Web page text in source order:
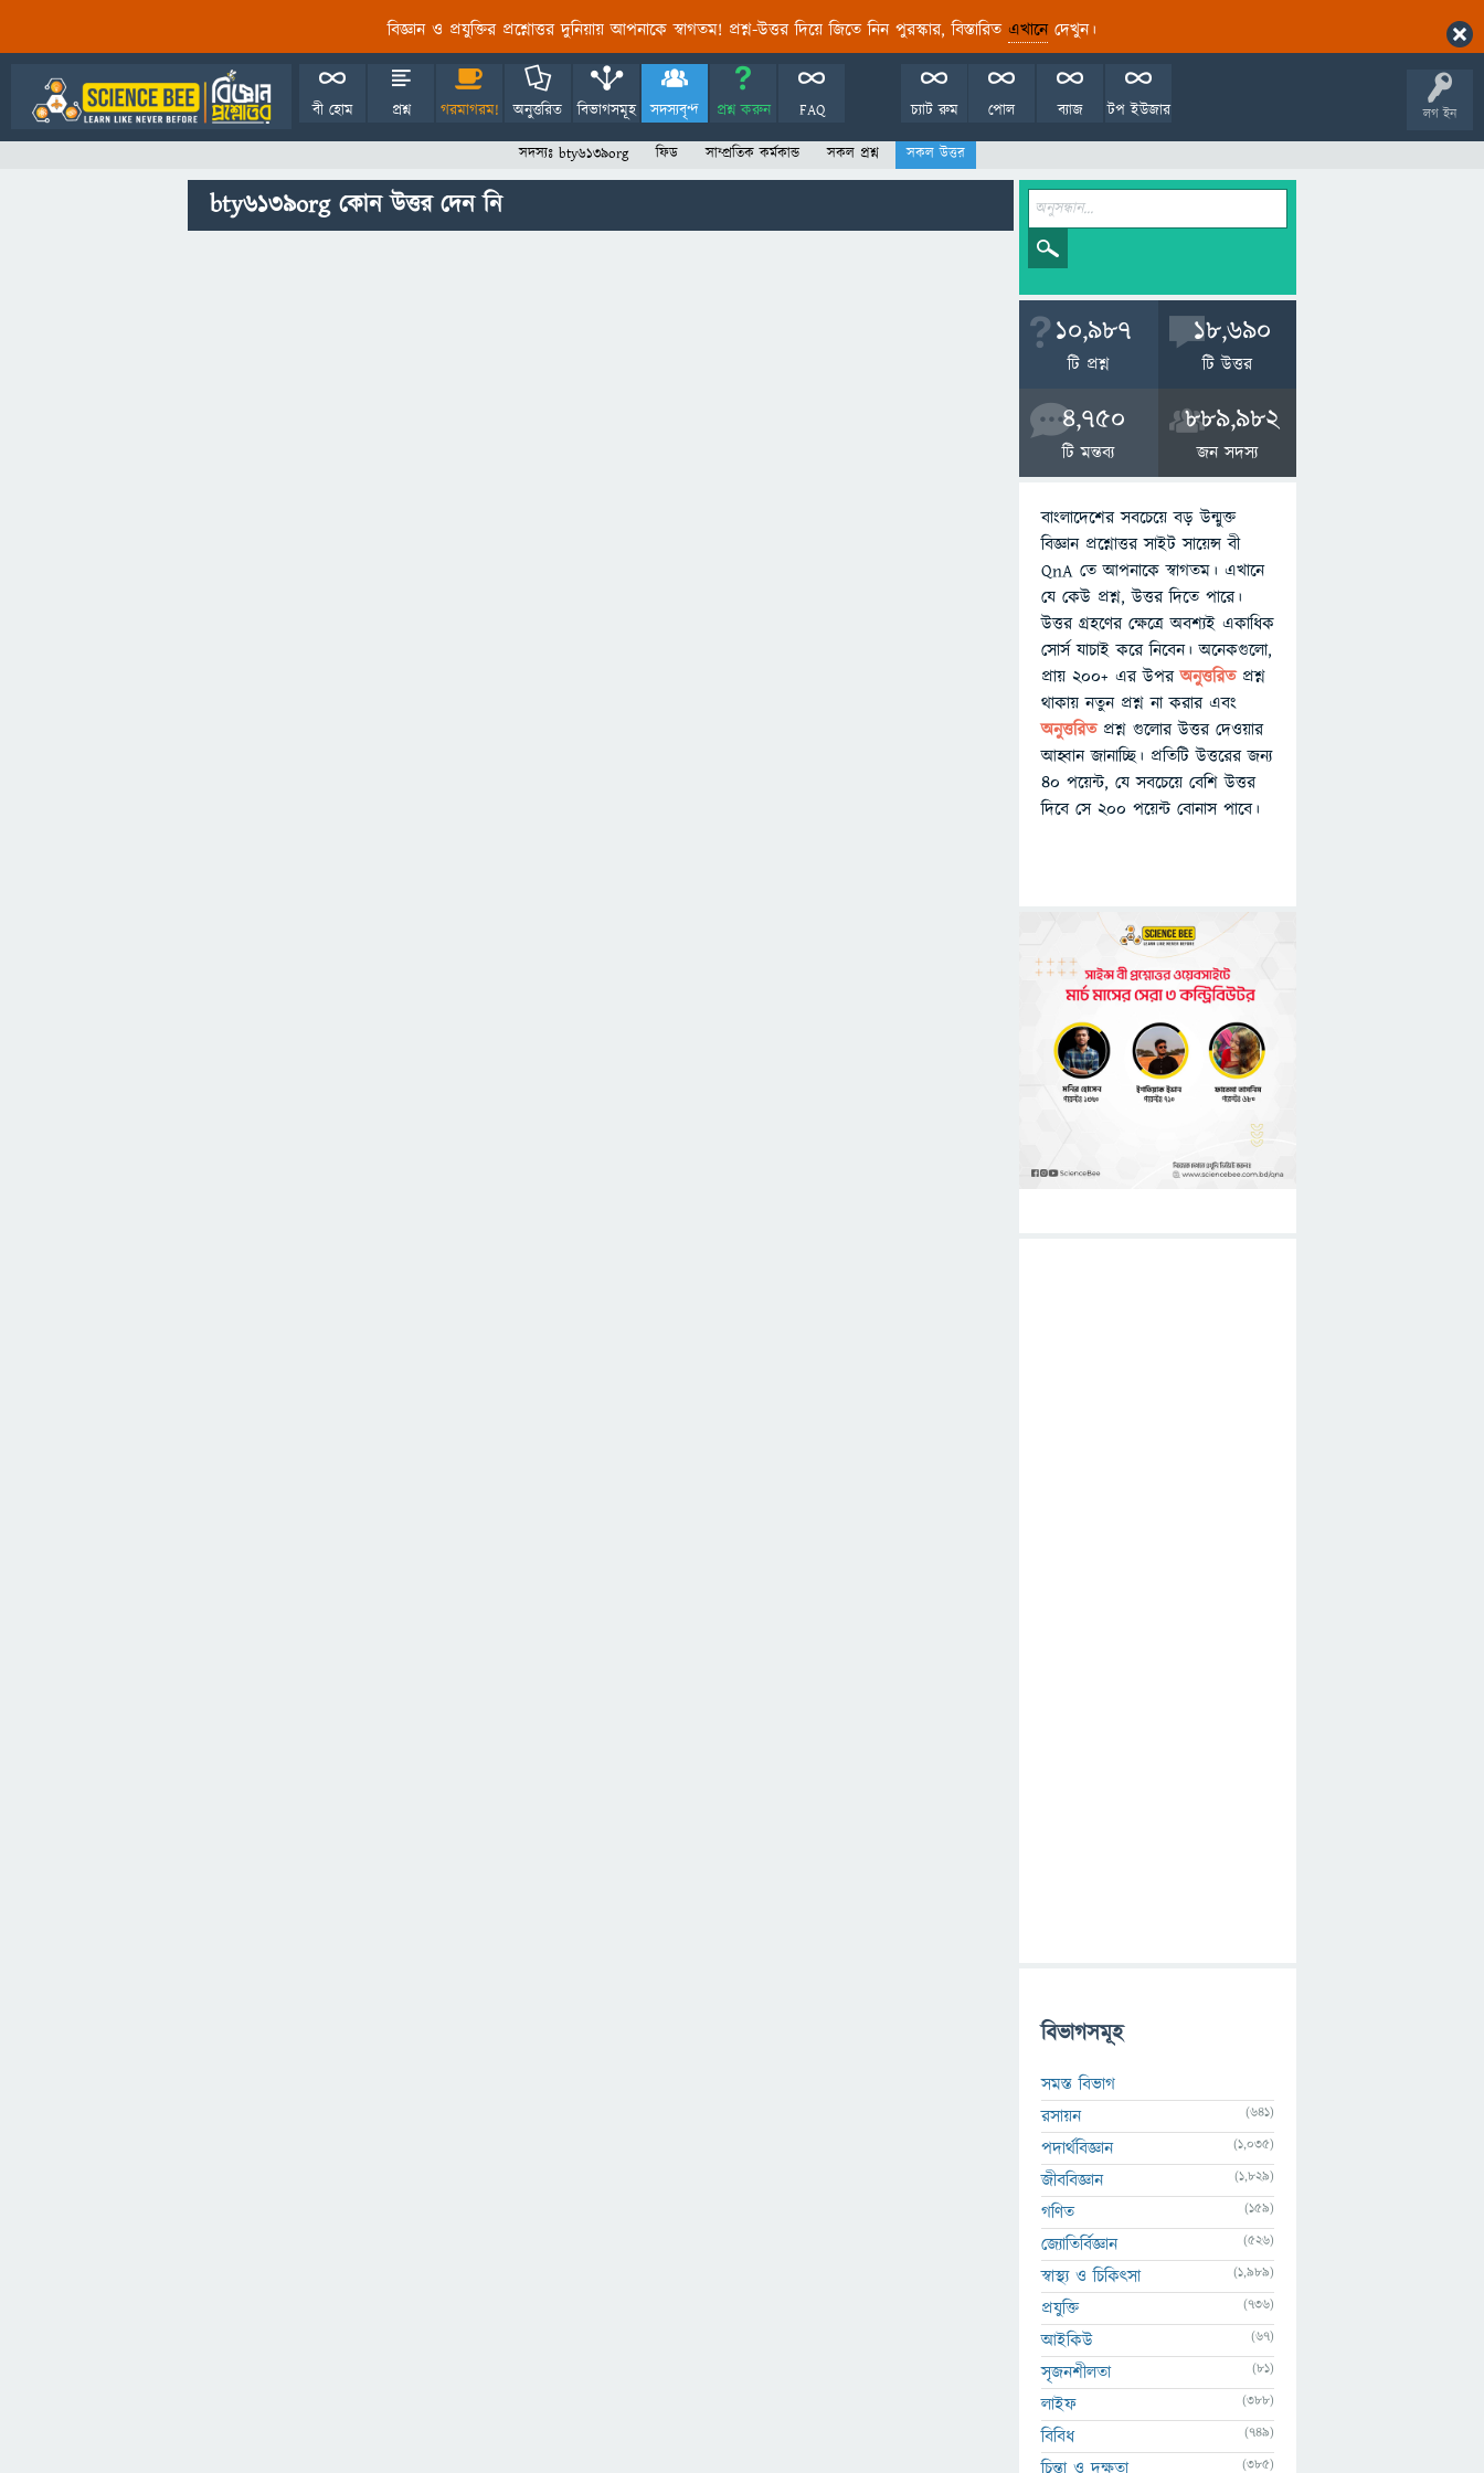
বিজ্ঞান ও প্রযুক্তির প্রশ্নোত্তর দুনিয়ায় আপনাকে স্বাগতম! প্রশ্ন-উত্তর দিয়ে জিতে নিন পুরস্কার, বিস্তারিত এখানেদেখুন।
লগ ইন
বী হোম প্রশ্ন গরমাগরম! অনুত্তরিত বিভাগসমূহ সদস্যবৃন্দ প্রশ্ন করুন FAQ টপ ইউজার
ব্যাজ
পোল
চ্যাট রুম
সদস্যঃ bty6139org ফিড সাম্প্রতিক কর্মকান্ড সকল প্রশ্ন সকল উত্তর
bty6139org কোন উত্তর দেন নি
10,987
টি প্রশ্ন
18,690
টি উত্তর
4,750
টি মন্তব্য
889,982
জন সদস্য
বাংলাদেশের সবচেয়ে বড় উন্মুক্ত
বিজ্ঞান প্রশ্নোত্তর সাইট সায়েন্স বী
QnA তে আপনাকে স্বাগতম। এখানে
যে কেউ প্রশ্ন, উত্তর দিতে পারে।
উত্তর গ্রহণের ক্ষেত্রে অবশ্যই একাধিক
সোর্স যাচাই করে নিবেন। অনেকগুলো,
প্রায় ২০০+ এর উপরঅনুত্তরিতপ্রশ্ন
থাকায় নতুন প্রশ্ন না করার এবং
অনুত্তরিত প্রশ্ন গুলোর উত্তর দেওয়ার
আহ্বান জানাচ্ছি। প্রতিটি উত্তরের জন্য
৪০ পয়েন্ট, যে সবচেয়ে বেশি উত্তর
দিবে সে ২০০ পয়েন্ট বোনাস পাবে।
বিভাগসমূহ
সমস্ত বিভাগ
রসায়ন
(641)
পদার্থবিজ্ঞান (1,035)
জীববিজ্ঞান (1,829)
গণিত (159)
জ্যোতির্বিজ্ঞান (526)
স্বাস্থ্য ও চিকিৎসা (1,989)
প্রযুক্তি (736)
আইকিউ (67)
সৃজনশীলতা (81)
লাইফ (388)
বিবিধ (749)
চিন্তা ও দক্ষতা (385)